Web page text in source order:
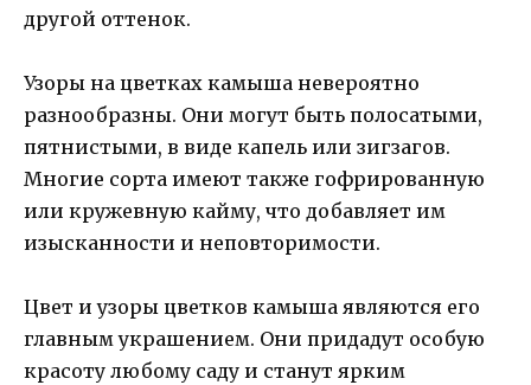
другой оттенок.
Узоры на цветках камыша невероятно
разнообразны. Они могут быть полосатыми,
пятнистыми, в виде капель или зигзагов.
Многие сорта имеют также гофрированную
или кружевную кайму, что добавляет им
изысканности и неповторимости.
Цвет и узоры цветков камыша являются его
главным украшением. Они придадут особую
красоту любому саду и станут ярким